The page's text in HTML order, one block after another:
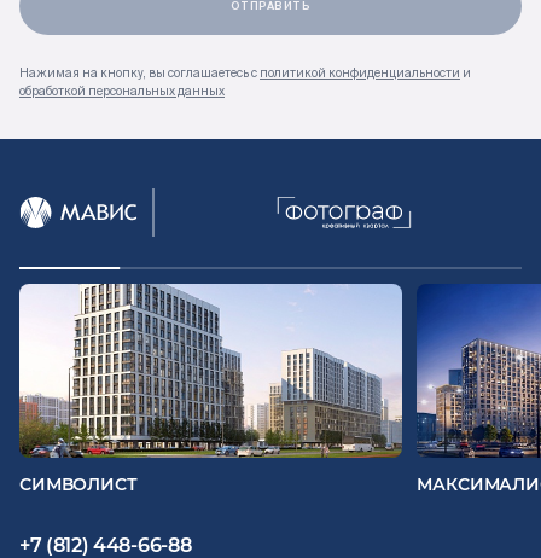
Нажимая на кнопку, вы соглашаетесь с политикой конфиденциальности и
обработкой персональных данных
СИМВОЛИСТ
+7 (812) 448-66-88